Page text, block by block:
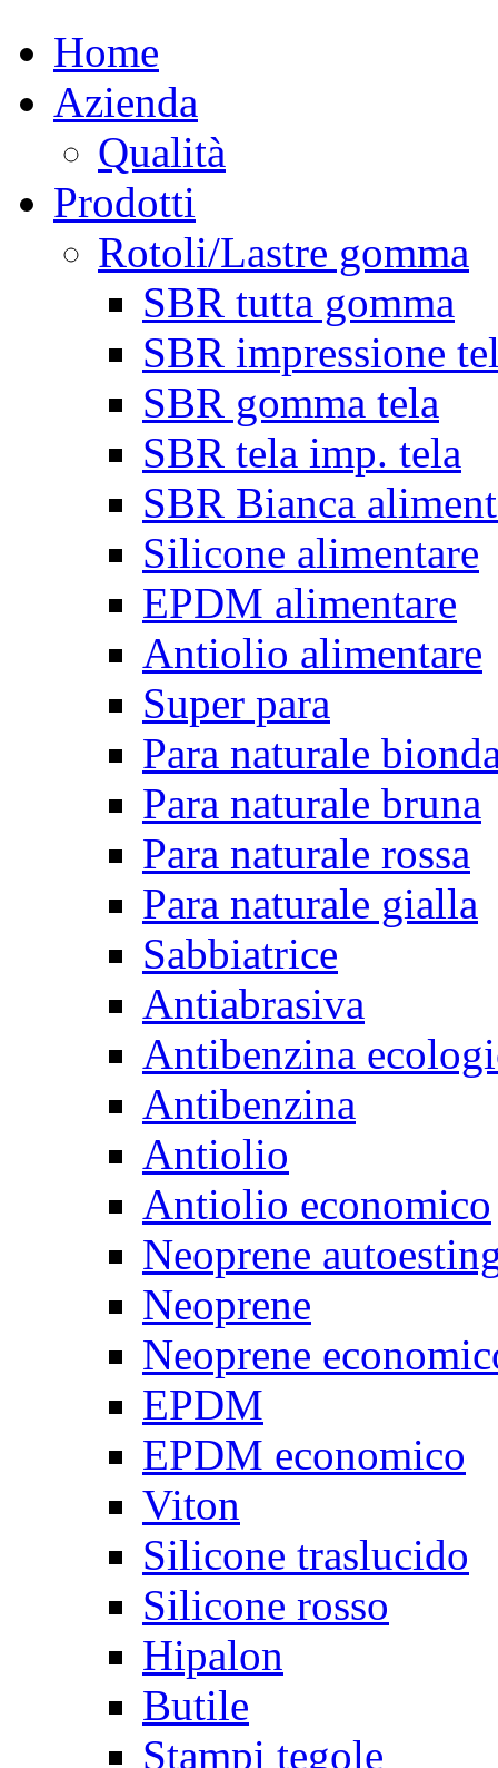
Home
Azienda
Qualità
Prodotti
Rotoli/Lastre gomma
SBR tutta gomma
SBR impressione
SBR gomma tela
SBR tela imp. tela
SBR Bianca
Silicone alimentare
EPDM alimentare
Antiolio alimentare
Super para
Para naturale
Para naturale bruna
Para naturale rossa
Para naturale gialla
Sabbiatrice
Antiabrasiva
Antibenzina
Antibenzina
Antiolio
Antiolio economico
Neoprene
Neoprene
Neoprene
EPDM
EPDM economico
Viton
Silicone traslucido
Silicone rosso
Hipalon
Butile
Stampi tegole